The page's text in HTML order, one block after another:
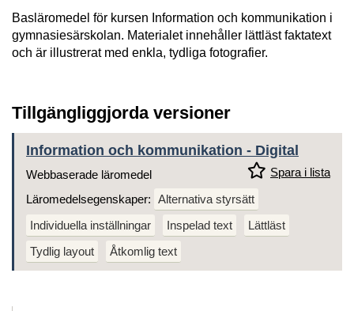
Basläromedel för kursen Information och kommunikation i
gymnasiesärskolan. Materialet innehåller lättläst faktatext
och är illustrerat med enkla, tydliga fotografier.
Tillgängliggjorda versioner
Information och kommunikation - Digital
Spara i lista
Webbaserade läromedel
Läromedelsegenskaper: Alternativa styrsätt
Individuella inställningar
Inspelad text
Lättläst
Tydlig layout
Åtkomlig text